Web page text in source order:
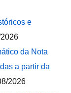
e
da Nota
a partir da
2026